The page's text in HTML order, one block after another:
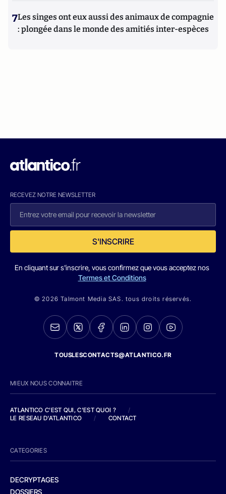
7Les singes ont eux aussi des animaux de compagnie
: plongée dans le monde des amitiés inter-espèces
RECEVEZ NOTRE NEWSLETTER
S'INSCRIRE
En cliquant sur s'inscrire, vous confirmez que vous acceptez nos
Termes et Conditions
© 2026 Talmont Media SAS. tous droits réservés.
TOUSLESCONTACTS@ATLANTICO.FR
MIEUX NOUS CONNAITRE
ATLANTICO C'EST QUI, C'EST QUOI ?
/
LE RESEAU D'ATLANTICO
/ CONTACT
CATEGORIES
DECRYPTAGES
DOSSIERS